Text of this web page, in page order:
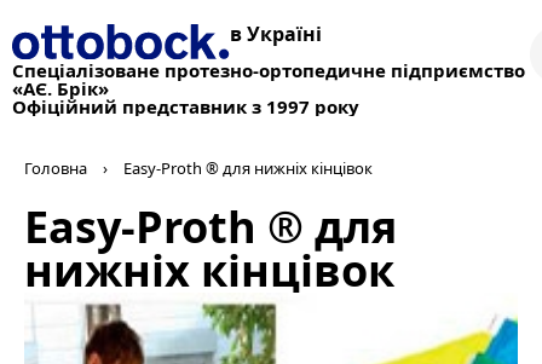
в Україні
Спеціалізоване протезно-ортопедичне підприємство
«АЄ. Брік»
Офіційний представник з 1997 року
Головна › Easy-Proth ® для нижніх кінцівок
Easy-Proth ® для
нижніх кінцівок